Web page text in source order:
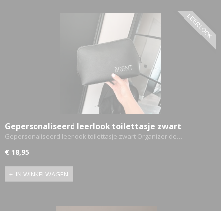
LEERLOOK
Gepersonaliseerd leerlook toilettasje zwart
Gepersonaliseerd leerlook toilettasje zwart Organizer de…
€ 18,95
IN WINKELWAGEN